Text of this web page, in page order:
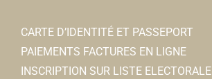
CARTE D’IDENTITÉ ET PASSEPORT
PAIEMENTS FACTURES EN LIGNE
INSCRIPTION SUR LISTE ELECTORALE